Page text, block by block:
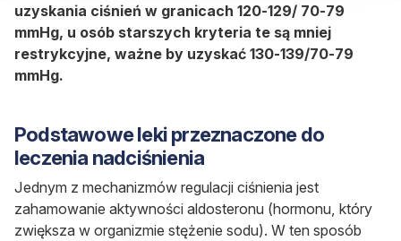
uzyskania ciśnień w granicach 120-129/ 70-79
mmHg, u osób starszych kryteria te są mniej
restrykcyjne, ważne by uzyskać 130-139/70-79
mmHg.
Podstawowe leki przeznaczone do
leczenia nadciśnienia
Jednym z mechanizmów regulacji ciśnienia jest
zahamowanie aktywności aldosteronu (hormonu, który
zwiększa w organizmie stężenie sodu). W ten sposób